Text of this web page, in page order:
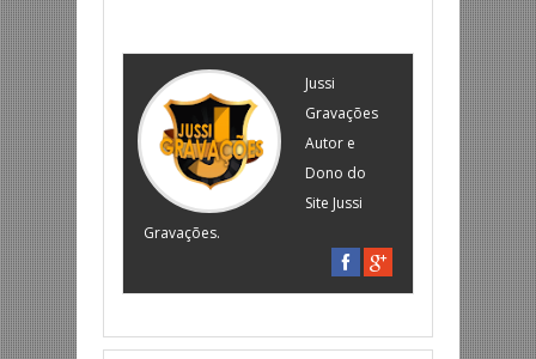
Jussi
Gravações
Autor e
Dono do
Site Jussi
Gravações.